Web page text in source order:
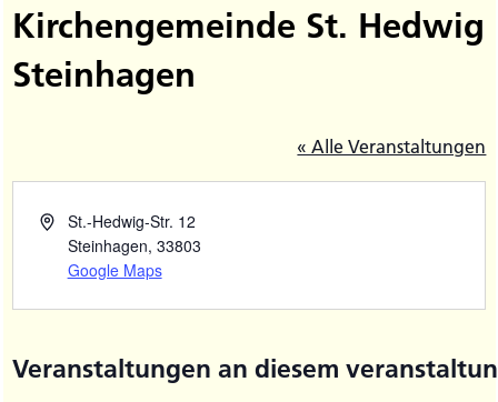
Kirchengemeinde St. Hedwig
Steinhagen
« Alle Veranstaltungen
St.-Hedwig-Str. 12
Steinhagen, 33803
Google Maps
Veranstaltungen an diesem